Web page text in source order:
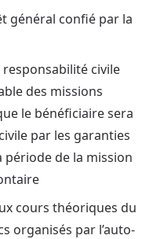
général confié par la
civile
des missions
le bénéficiaire sera
par les garanties
de la mission
cours théoriques du
organisés par l’auto-